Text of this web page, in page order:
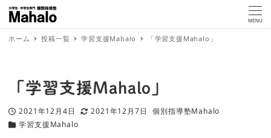
MENU
ホーム 投稿一覧 学習支援Mahalo 「学習支援Mahalo」
「学習支援Mahalo」
投稿日
2021年12月4日
更新日
2021年12月7日
著
個別指導塾Mahalo
カテゴリー
学習支援Mahalo